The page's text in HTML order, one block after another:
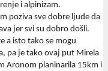
i alpinizam.
poziva sve dobre ljude da
jer svi su dobro došli.
a isto tako se mogu
pa je tako ovaj put Mirela
Aronom planinarila 15km i